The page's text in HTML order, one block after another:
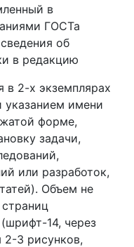
в
ГОСТа
об
в редакцию
в 2-х экземплярах
имени
форме,
задачи,
или разработок,
Объем не
14, через
2-3 рисунков,